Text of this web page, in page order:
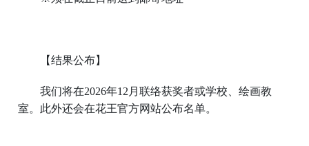
【结果公布】
我们将在2026年12月联络获奖者或学校、绘画教
室。此外还会在花王官方网站公布名单。